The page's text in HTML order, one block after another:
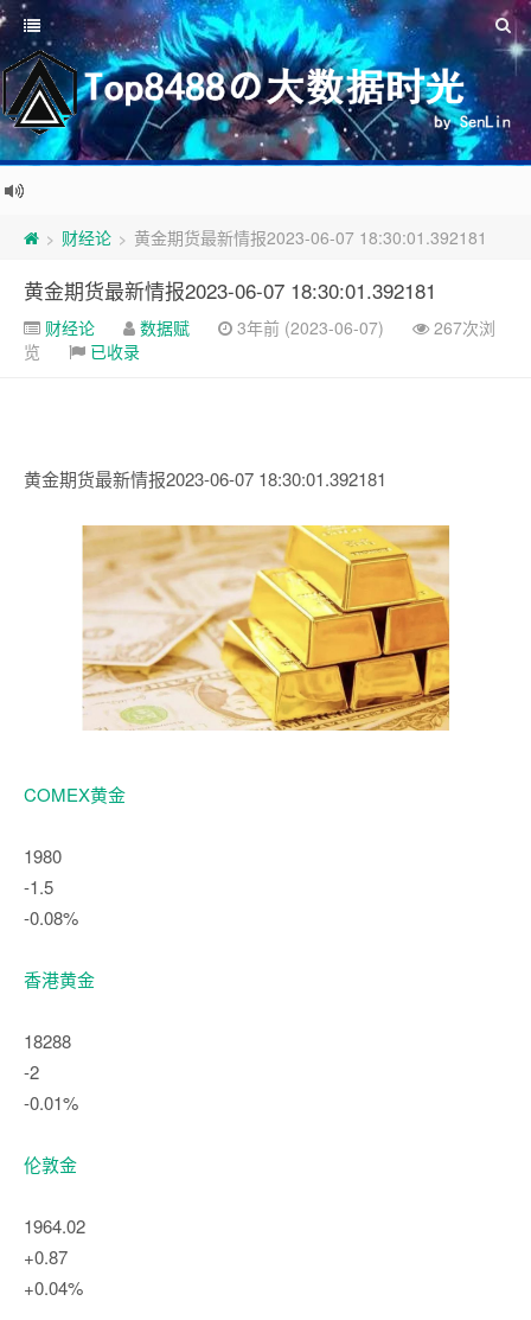
> 财经论 > 黄金期货最新情报2023-06-07 18:30:01.392181
黄金期货最新情报2023-06-07 18:30:01.392181
财经论 数据赋 3年前 (2023-06-07)
267次浏
览
已收录
黄金期货最新情报2023-06-07 18:30:01.392181
COMEX黄金
1980
-1.5
-0.08%
香港黄金
18288
-2
-0.01%
伦敦金
1964.02
+0.87
+0.04%